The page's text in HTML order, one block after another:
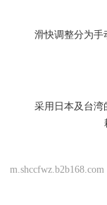
滑快调整分为手
采用日本及台湾
m.shccfwz.b2b168.com